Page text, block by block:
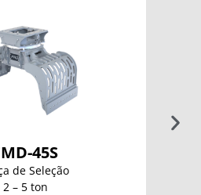
45S
de Seleção
2 – 5 ton